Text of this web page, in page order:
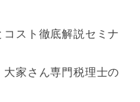
コスト徹底解説セミナ
家さん専門税理士の